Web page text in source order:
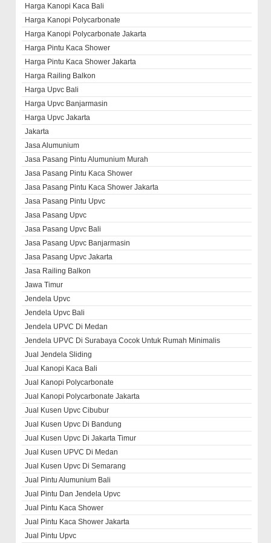
Harga Kanopi Kaca Bali
Harga Kanopi Polycarbonate
Harga Kanopi Polycarbonate Jakarta
Harga Pintu Kaca Shower
Harga Pintu Kaca Shower Jakarta
Harga Railing Balkon
Harga Upvc Bali
Harga Upvc Banjarmasin
Harga Upvc Jakarta
Jakarta
Jasa Alumunium
Jasa Pasang Pintu Alumunium Murah
Jasa Pasang Pintu Kaca Shower
Jasa Pasang Pintu Kaca Shower Jakarta
Jasa Pasang Pintu Upvc
Jasa Pasang Upvc
Jasa Pasang Upvc Bali
Jasa Pasang Upvc Banjarmasin
Jasa Pasang Upvc Jakarta
Jasa Railing Balkon
Jawa Timur
Jendela Upvc
Jendela Upvc Bali
Jendela UPVC Di Medan
Jendela UPVC Di Surabaya Cocok Untuk Rumah Minimalis
Jual Jendela Sliding
Jual Kanopi Kaca Bali
Jual Kanopi Polycarbonate
Jual Kanopi Polycarbonate Jakarta
Jual Kusen Upvc Cibubur
Jual Kusen Upvc Di Bandung
Jual Kusen Upvc Di Jakarta Timur
Jual Kusen UPVC Di Medan
Jual Kusen Upvc Di Semarang
Jual Pintu Alumunium Bali
Jual Pintu Dan Jendela Upvc
Jual Pintu Kaca Shower
Jual Pintu Kaca Shower Jakarta
Jual Pintu Upvc